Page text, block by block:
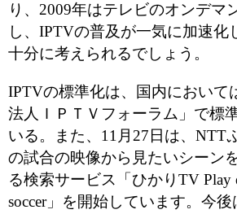
り、2009年はテレビのオンデマ
し、IPTVの普及が一気に加速化
十分に考えられるでしょう。
IPTVの標準化は、国内において
法人ＩＰＴＶフォーラム」で標
いる。また、11月27日は、NTT
の試合の映像から見たいシーン
る検索サービス「ひかりTV Play
soccer」を開始しています。今